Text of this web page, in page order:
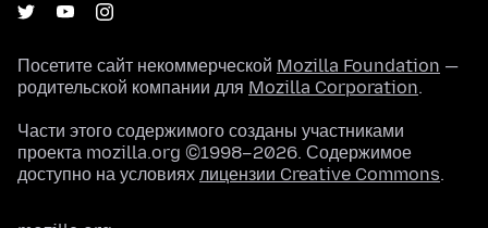
Посетите сайт некоммерческой Mozilla Foundation —
родительской компании для Mozilla Corporation.
Части этого содержимого созданы участниками
проекта mozilla.org ©1998–2026. Содержимое
доступно на условиях лицензии Creative Commons.